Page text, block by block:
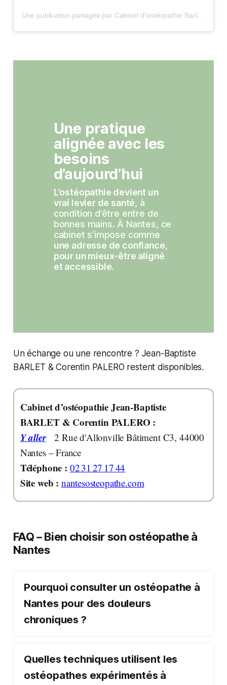
Une pratique
alignée avec les
besoins
d’aujourd’hui
L’ostéopathie devient un
vrai levier de santé, à
condition d’être entre de
bonnes mains. À Nantes, ce
une adresse de confiance,
pour un mieux-être aligné
et accessible.
Un échange ou une rencontre ? Jean-Baptiste
BARLET & Corentin PALERO restent disponibles.
Cabinet d’ostéopathie Jean-Baptiste
BARLET & Corentin PALERO :
Y aller
2 Rue d'Allonville Bâtiment C3, 44000
Nantes– France
Téléphone : 02 31 27 17 44
Site web : nantesosteopathe.com
FAQ – Bien choisir son ostéopathe à
Nantes
Pourquoi consulter un ostéopathe à
Nantes pour des douleurs
chroniques ?
Quelles techniques utilisent les
ostéopathes expérimentés à